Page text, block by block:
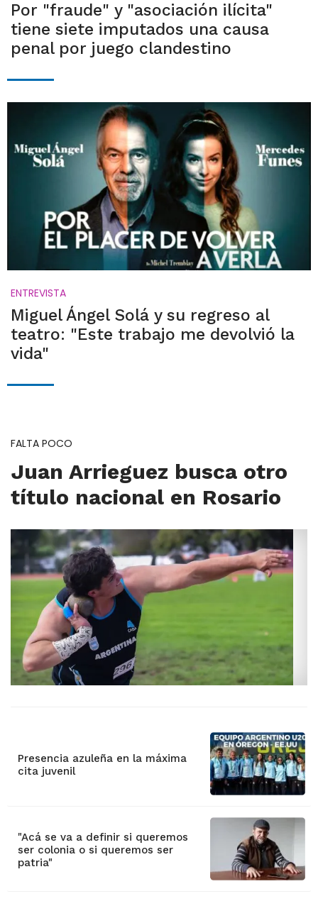
Por "fraude" y "asociación ilícita"
tiene siete imputados una causa
penal por juego clandestino
ENTREVISTA
Miguel Ángel Solá y su regreso al
teatro: "Este trabajo me devolvió la
vida"
FALTA POCO
Juan Arrieguez busca otro
título nacional en Rosario
Presencia azuleña en la máxima
cita juvenil
"Acá se va a definir si queremos
ser colonia o si queremos ser
patria"